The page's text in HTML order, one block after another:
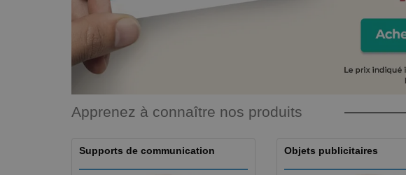
Apprenez à connaître nos produits
Supports de communication Objets publicitaires